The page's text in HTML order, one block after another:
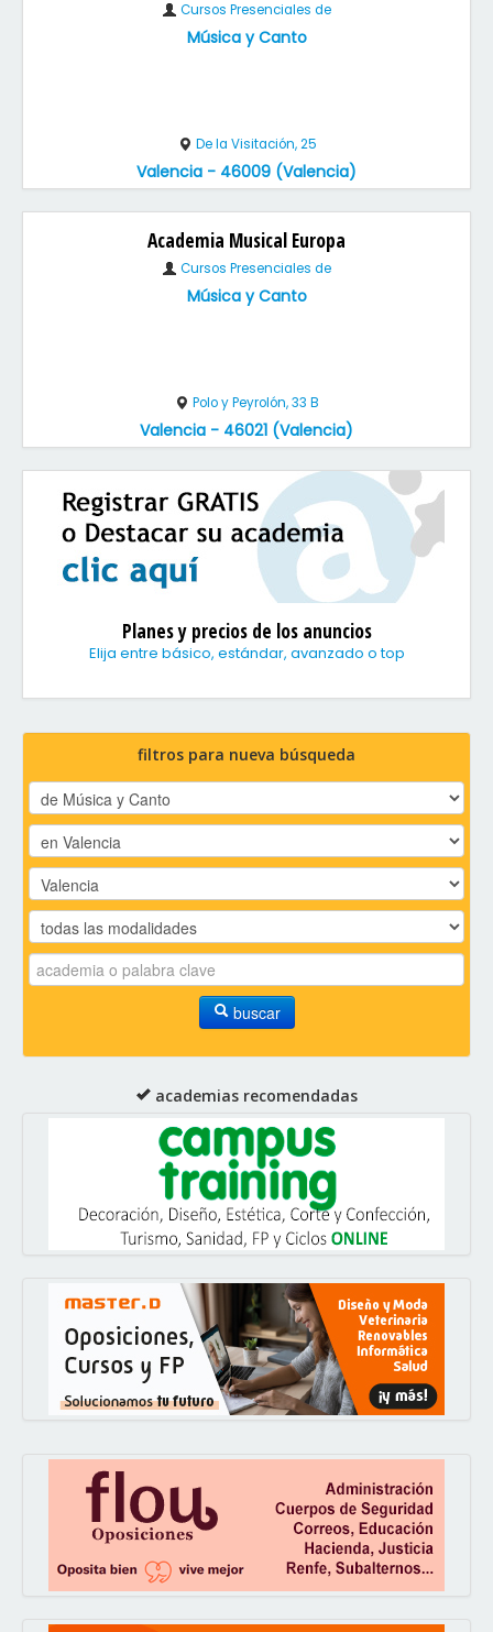
Cursos Presenciales de
Música y Canto
De la Visitación, 25
Valencia - 46009 (Valencia)
Academia Musical Europa
Cursos Presenciales de
Música y Canto
Polo y Peyrolón, 33 B
Valencia - 46021 (Valencia)
Planes y precios de los anuncios
Elija entre básico, estándar, avanzado o top
filtros para nueva búsqueda
buscar
academias recomendadas